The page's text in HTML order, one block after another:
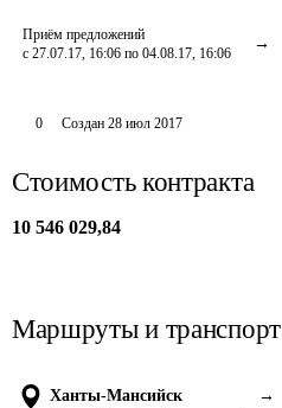
Приём предложений
с 27.07.17, 16:06 по 04.08.17, 16:06
0 Создан 28 июл 2017
Стоимость контракта
10 546 029,84
Маршруты и транспорт
Ханты-Мансийск →